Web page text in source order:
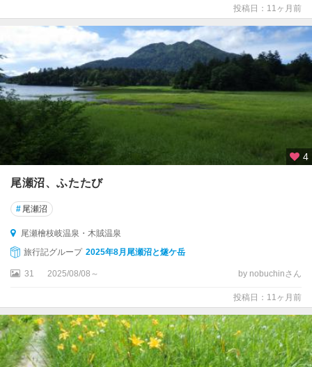
投稿日：11ヶ月前
4
尾瀬沼、ふたたび
# 尾瀬沼
尾瀬檜枝岐温泉・木賊温泉
旅行記グループ 2025年8月尾瀬沼と燧ケ岳
31 2025/08/08～ by nobuchinさん
投稿日：11ヶ月前